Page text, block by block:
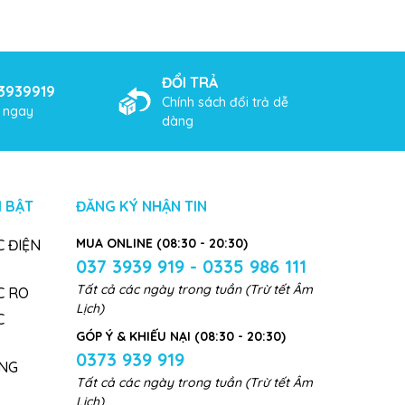
ĐỔI TRẢ
Chính sách đổi trả dễ
dàng
BẬT
ĐIỆN
RO
ĐĂNG KÝ NHẬN TIN
MUA ONLINE (08:30 - 20:30)
037 3939 919 - 0335 986 111
Tất cả các ngày trong tuần (Trừ tết Âm
Lịch)
GÓP Ý & KHIẾU NẠI (08:30 - 20:30)
0373 939 919
Tất cả các ngày trong tuần (Trừ tết Âm
Lịch)